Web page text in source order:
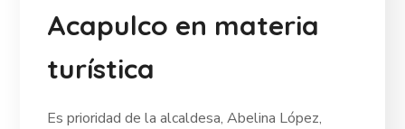
Acapulco en materia
turística
Es prioridad de la alcaldesa, Abelina López,